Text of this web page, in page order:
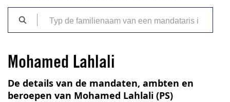
Mohamed Lahlali
De details van de mandaten, ambten en
beroepen van Mohamed Lahlali (PS)